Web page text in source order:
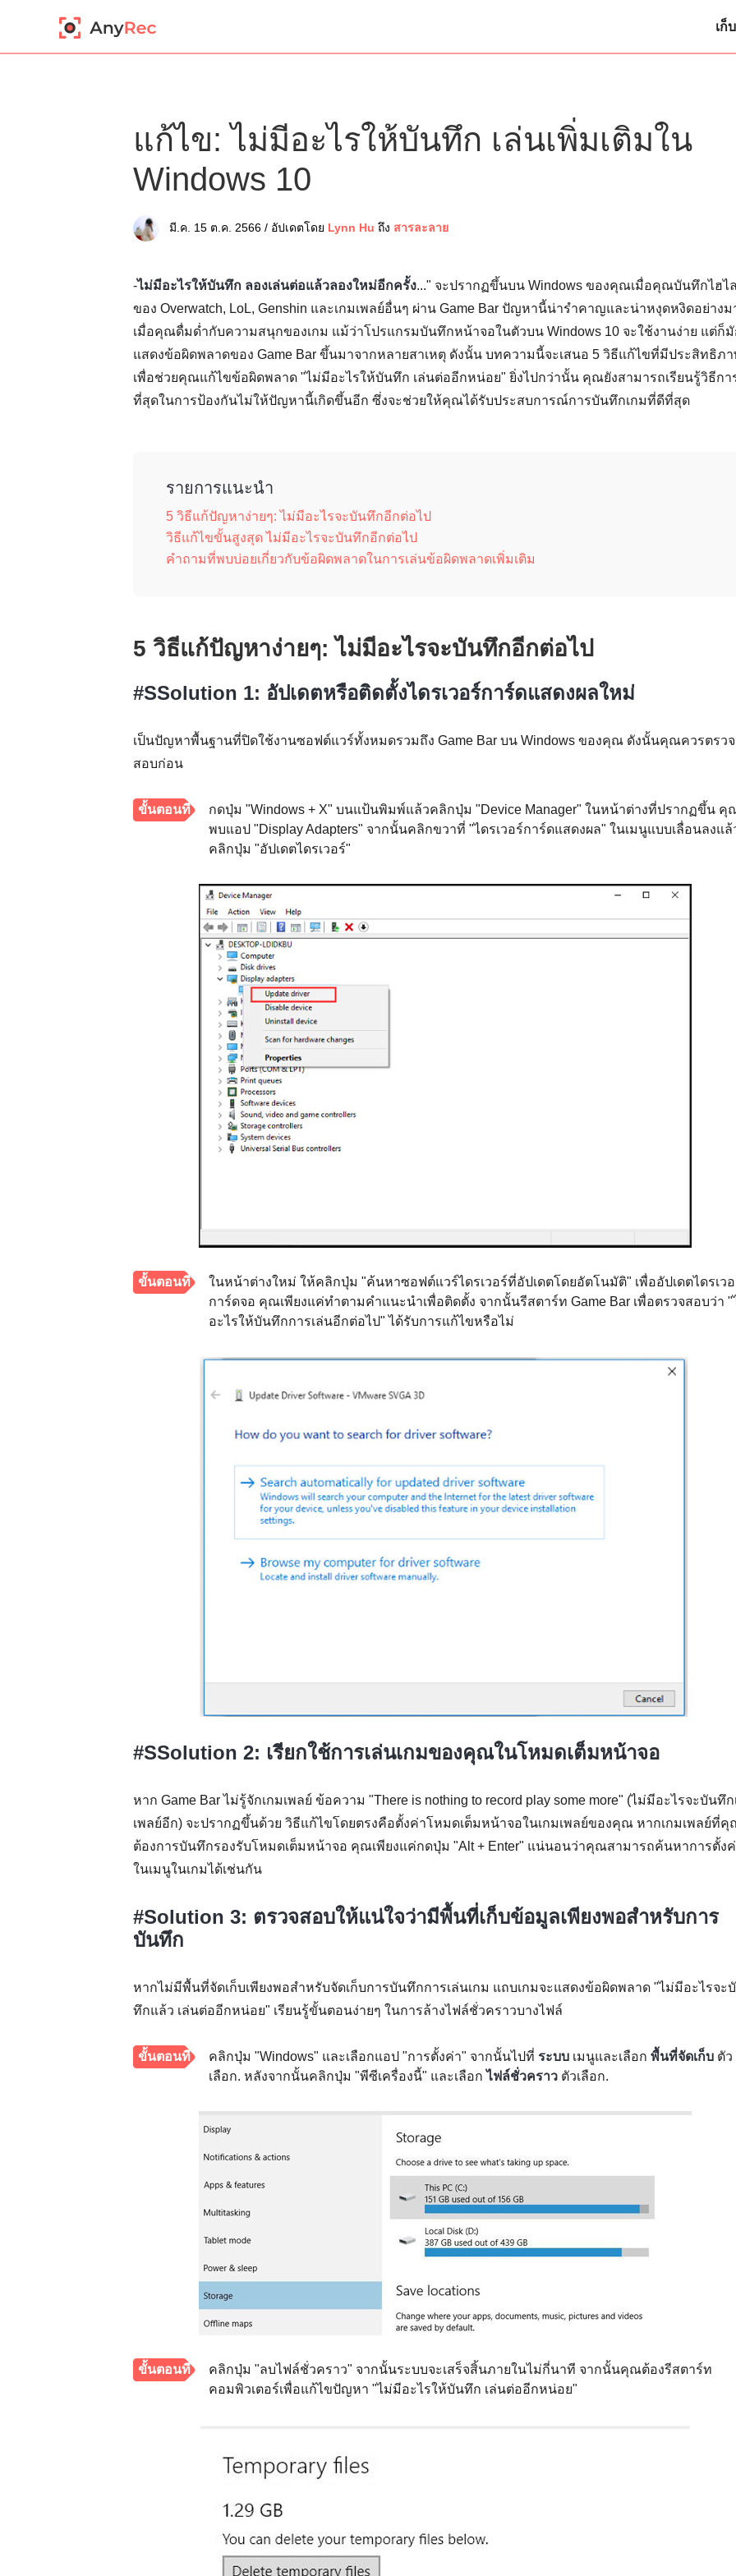
เก็บ
แก้ไข: ไม่มีอะไรให้บันทึก เล่นเพิ่มเติมใน
Windows 10
มี.ค. 15 ต.ค. 2566 / อัปเดตโดย Lynn Hu ถึง สารละลาย
-ไม่มีอะไรให้บันทึก ลองเล่นต่อแล้วลองใหม่อีกครั้ง..." จะปรากฏขึ้นบน Windows ของคุณเมื่อคุณบันทึกไฮไ
ของ Overwatch, LoL, Genshin และเกมเพลย์อื่นๆ ผ่าน Game Bar ปัญหานี้น่ารำคาญและน่าหงุดหงิดอย่างม
เมื่อคุณดื่มด่ำกับความสนุกของเกม แม้ว่าโปรแกรมบันทึกหน้าจอในตัวบน Windows 10 จะใช้งานง่าย แต่ก็มั
แสดงข้อผิดพลาดของ Game Bar ขึ้นมาจากหลายสาเหตุ ดังนั้น บทความนี้จะเสนอ 5 วิธีแก้ไขที่มีประสิทธิภ
เพื่อช่วยคุณแก้ไขข้อผิดพลาด "ไม่มีอะไรให้บันทึก เล่นต่ออีกหน่อย" ยิ่งไปกว่านั้น คุณยังสามารถเรียนรู้วิธีกา
ที่สุดในการป้องกันไม่ให้ปัญหานี้เกิดขึ้นอีก ซึ่งจะช่วยให้คุณได้รับประสบการณ์การบันทึกเกมที่ดีที่สุด
รายการแนะนำ
5 วิธีแก้ปัญหาง่ายๆ: ไม่มีอะไรจะบันทึกอีกต่อไป
วิธีแก้ไขขั้นสูงสุด ไม่มีอะไรจะบันทึกอีกต่อไป
คำถามที่พบบ่อยเกี่ยวกับข้อผิดพลาดในการเล่นข้อผิดพลาดเพิ่มเติม
5 วิธีแก้ปัญหาง่ายๆ: ไม่มีอะไรจะบันทึกอีกต่อไป
#SSolution 1: อัปเดตหรือติดตั้งไดรเวอร์การ์ดแสดงผลใหม่
เป็นปัญหาพื้นฐานที่ปิดใช้งานซอฟต์แวร์ทั้งหมดรวมถึง Game Bar บน Windows ของคุณ ดังนั้นคุณควรตรวจ
สอบก่อน
ขั้นตอนที่
กดปุ่ม "Windows + X" บนแป้นพิมพ์แล้วคลิกปุ่ม "Device Manager" ในหน้าต่างที่ปรากฏขึ้น คุ
พบแอป "Display Adapters" จากนั้นคลิกขวาที่ "ไดรเวอร์การ์ดแสดงผล" ในเมนูแบบเลื่อนลงแล้
คลิกปุ่ม "อัปเดตไดรเวอร์"
ขั้นตอนที่
ในหน้าต่างใหม่ ให้คลิกปุ่ม "ค้นหาซอฟต์แวร์ไดรเวอร์ที่อัปเดตโดยอัตโนมัติ" เพื่ออัปเดตไดรเว
การ์ดจอ คุณเพียงแค่ทำตามคำแนะนำเพื่อติดตั้ง จากนั้นรีสตาร์ท Game Bar เพื่อตรวจสอบว่า "
อะไรให้บันทึกการเล่นอีกต่อไป" ได้รับการแก้ไขหรือไม่
#SSolution 2: เรียกใช้การเล่นเกมของคุณในโหมดเต็มหน้าจอ
หาก Game Bar ไม่รู้จักเกมเพลย์ ข้อความ "There is nothing to record play some more" (ไม่มีอะไรจะบันทึก
เพลย์อีก) จะปรากฏขึ้นด้วย วิธีแก้ไขโดยตรงคือตั้งค่าโหมดเต็มหน้าจอในเกมเพลย์ของคุณ หากเกมเพลย์ที่
ต้องการบันทึกรองรับโหมดเต็มหน้าจอ คุณเพียงแค่กดปุ่ม "Alt + Enter" แน่นอนว่าคุณสามารถค้นหาการตั้ง
ในเมนูในเกมได้เช่นกัน
#Solution 3: ตรวจสอบให้แน่ใจว่ามีพื้นที่เก็บข้อมูลเพียงพอสำหรับการ
บันทึก
หากไม่มีพื้นที่จัดเก็บเพียงพอสำหรับจัดเก็บการบันทึกการเล่นเกม แถบเกมจะแสดงข้อผิดพลาด "ไม่มีอะไรจะ
ทึกแล้ว เล่นต่ออีกหน่อย" เรียนรู้ขั้นตอนง่ายๆ ในการล้างไฟล์ชั่วคราวบางไฟล์
ขั้นตอนที่
คลิกปุ่ม "Windows" และเลือกแอป "การตั้งค่า" จากนั้นไปที่ ระบบ เมนูและเลือก พื้นที่จัดเก็บ ตัว
เลือก. หลังจากนั้นคลิกปุ่ม "พีซีเครื่องนี้" และเลือกไฟล์ชั่วคราว ตัวเลือก.
ขั้นตอนที่
คลิกปุ่ม "ลบไฟล์ชั่วคราว" จากนั้นระบบจะเสร็จสิ้นภายในไม่กี่นาที จากนั้นคุณต้องรีสตาร์ท
คอมพิวเตอร์เพื่อแก้ไขปัญหา "ไม่มีอะไรให้บันทึก เล่นต่ออีกหน่อย"